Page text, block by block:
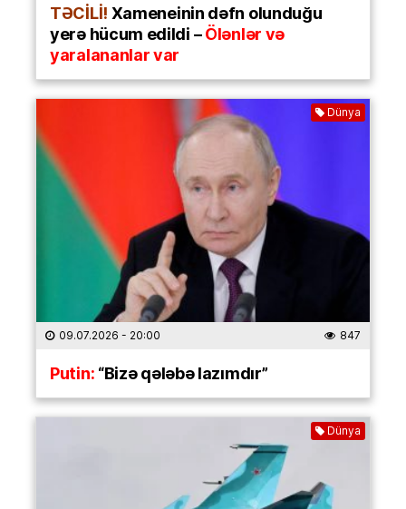
TƏCİLİ!Xameneinin dəfn olunduğu
yerə hücum edildi –Ölənlər və
yaralananlar var
Dünya
09.07.2026 - 20:00 847
Putin:“Bizə qələbə lazımdır”
Dünya